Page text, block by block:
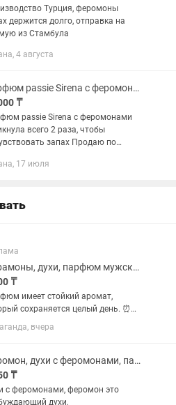
Турция, феромоны
держится долго, отправка на
из Стамбула
4 августа
Парфюм passie Sirena с феромонами
₸
passie Sirena с феромонами
всего 2 раза, чтобы
запах Продаю по
17 июля
Ферамоны, духи, парфюм мужские/женские
₸
имеет стойкий аромат,
сохраняется целый день. ⏰
флакон легко помещается в
Ведь «тайный ключ» вашего
для женщин, которые...
вчера
Феромон, духи с феромонами, парфюм
₸
с феромонами, феромон это
духи,